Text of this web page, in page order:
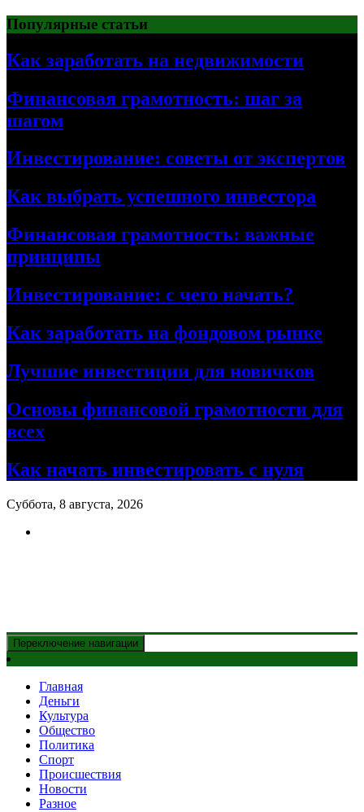
Перейти
к
содержимому
Популярные статьи
Как заработать на недвижимости
Финансовая грамотность: шаг за
шагом
Инвестирование: советы от экспертов
Как выбрать успешного инвестора
Финансовая грамотность: важные
принципы
Инвестирование: с чего начать?
Как заработать на фондовом рынке
Лучшие инвестиции для новичков
Основы финансовой грамотности для
всех
Как начать инвестировать с нуля
Суббота, 8 августа, 2026
Переключение навигации
Главная
Деньги
Культура
Общество
Политика
Спорт
Происшествия
Новости
Разное